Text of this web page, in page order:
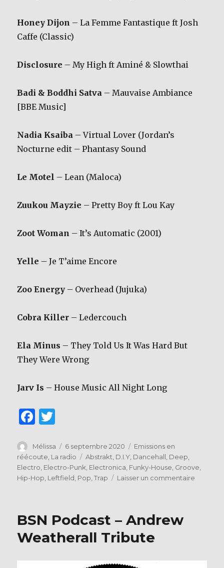
Honey Dijon – La Femme Fantastique ft Josh
Caffe (Classic)
Disclosure – My High ft Aminé & Slowthai
Badi & Boddhi Satva – Mauvaise Ambiance
[BBE Music]
Nadia Ksaiba – Virtual Lover (Jordan’s
Nocturne edit – Phantasy Sound
Le Motel – Lean (Maloca)
Zuukou Mayzie – Pretty Boy ft Lou Kay
Zoot Woman – It’s Automatic (2001)
Yelle – Je T’aime Encore
Zoo Energy – Overhead (Jujuka)
Cobra Killer – Ledercouch
Ela Minus – They Told Us It Was Hard But
They Were Wrong
Jarv Is – House Music All Night Long
F
c
e
b
o
k
it
te
r
Auteur
Mélissa
Publié
le
6 septembre 2020 Catégories
Emissions en
réécoute La radio Étiquettes
Abstrakt D.I.Y Dancehall Deep
Electro Electro-Punk Electronica Funky-House Groove
Hip-Hop Leftfield Pop ,Trap Laisser un commentaire
BSN Podcast – Andrew
Weatherall Tribute